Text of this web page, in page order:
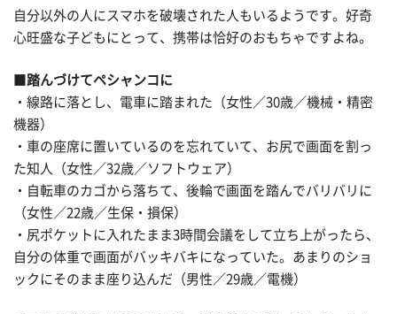
自分以外の人にスマホを破壊された人もいるようです。好奇
心旺盛な子どもにとって、携帯は恰好のおもちゃですよね。
踏んづけてペシャンコに
・線路に落とし、電車に踏まれた（女性／30歳／機械・精密
機器）
・車の座席に置いているのを忘れていて、お尻で画面を割っ
た知人（女性／32歳／ソフトウェア）
・自転車のカゴから落ちて、後輪で画面を踏んでバリバリに
（女性／22歳／生保・損保）
・尻ポケットに入れたまま3時間会議をして立ち上がったら、
自分の体重で画面がバッキバキになっていた。あまりのショ
ックにそのまま座り込んだ（男性／29歳／電機）